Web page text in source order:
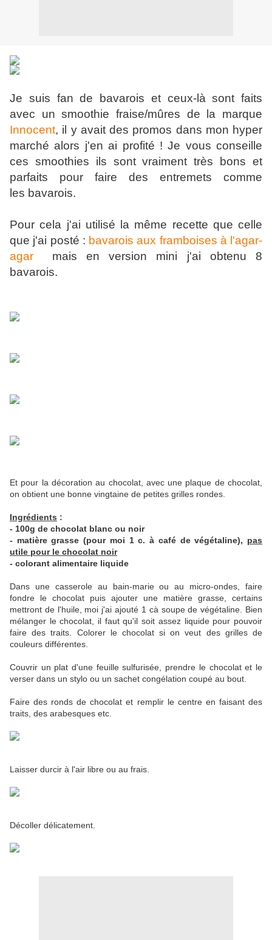
Je suis fan de bavarois et ceux-là sont faits
avec un smoothie fraise/mûres de la marque
Innocent, il y avait des promos dans mon hyper
marché alors j'en ai profité ! Je vous conseille
ces smoothies ils sont vraiment très bons et
parfaits pour faire des entremets comme
les bavarois.
Pour cela j'ai utilisé la même recette que celle
que j'ai posté : bavarois aux framboises à l'agar-
agar
mais en version mini j'ai obtenu 8
bavarois.
Et pour la décoration au chocolat, avec une plaque de chocolat,
on obtient une bonne vingtaine de petites grilles rondes.
Ingrédients :
- 100g de chocolat blanc ou noir
- matière grasse (pour moi 1 c. à café de végétaline), pas
utile pour le chocolat noir
- colorant alimentaire liquide
Dans une casserole au bain-marie ou au micro-ondes, faire
fondre le chocolat puis ajouter une matière grasse, certains
mettront de l'huile, moi j'ai ajouté 1 cà soupe de végétaline. Bien
mélanger le chocolat, il faut qu'il soit assez liquide pour pouvoir
faire des traits. Colorer le chocolat si on veut des grilles de
couleurs différentes.
Couvrir un plat d'une feuille sulfurisée, prendre le chocolat et le
verser dans un stylo ou un sachet congélation coupé au bout.
Faire des ronds de chocolat et remplir le centre en faisant des
traits, des arabesques etc.
Laisser durcir à l'air libre ou au frais.
Décoller délicatement.